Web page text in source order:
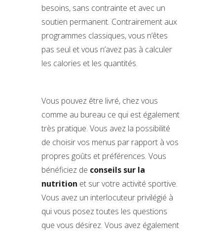
besoins, sans contrainte et avec un
soutien permanent. Contrairement aux
programmes classiques, vous n’êtes
pas seul et vous n’avez pas à calculer
les calories et les quantités.
Vous pouvez être livré, chez vous
comme au bureau ce qui est également
très pratique. Vous avez la possibilité
de choisir vos menus par rapport à vos
propres goûts et préférences. Vous
bénéficiez de conseils sur la
nutrition et sur votre activité sportive.
Vous avez un interlocuteur privilégié à
qui vous posez toutes les questions
que vous désirez. Vous avez également